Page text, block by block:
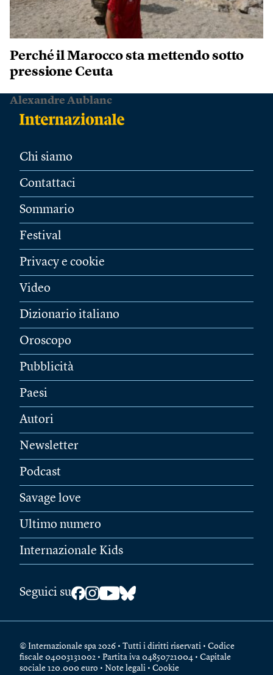
Perché il Marocco sta mettendo sotto
pressione Ceuta
Alexandre Aublanc
Chi siamo
Contattaci
Sommario
Festival
Privacy e cookie
Video
Dizionario italiano
Oroscopo
Pubblicità
Paesi
Autori
Newsletter
Podcast
Savage love
Ultimo numero
Internazionale Kids
Seguici su
© Internazionale spa 2026 • Tutti i diritti riservati • Codice
fiscale 04003131002 • Partita iva 04850721004 • Capitale
sociale 120.000 euro • Note legali • Cookie